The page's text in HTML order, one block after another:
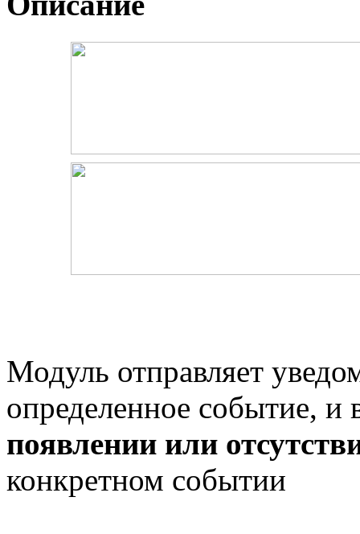
Модуль отправляет
определенное событие, и
появлении или
конкретном событии